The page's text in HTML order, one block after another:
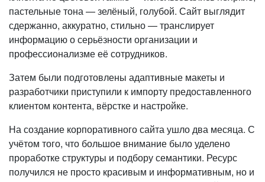
пастельные тона — зелёный, голубой. Сайт выглядит
сдержанно, аккуратно, стильно — транслирует
информацию о серьёзности организации и
профессионализме её сотрудников.
Затем были подготовлены адаптивные макеты и
разработчики приступили к импорту предоставленного
клиентом контента, вёрстке и настройке.
На создание корпоративного сайта ушло два месяца. С
учётом того, что большое внимание было уделено
проработке структуры и подбору семантики. Ресурс
получился не просто красивым и информативным, но и